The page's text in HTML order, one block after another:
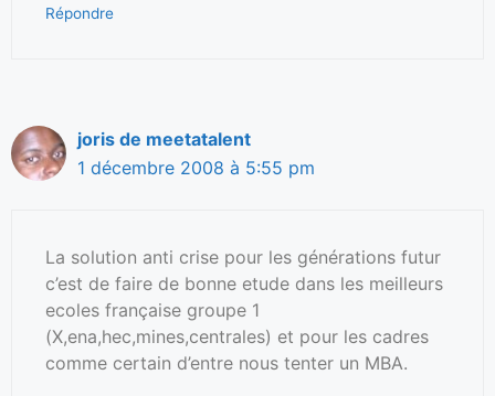
Répondre
joris de meetatalent
1 décembre 2008 à 5:55 pm
La solution anti crise pour les générations futur
c’est de faire de bonne etude dans les meilleurs
ecoles française groupe 1
(X,ena,hec,mines,centrales) et pour les cadres
comme certain d’entre nous tenter un MBA.